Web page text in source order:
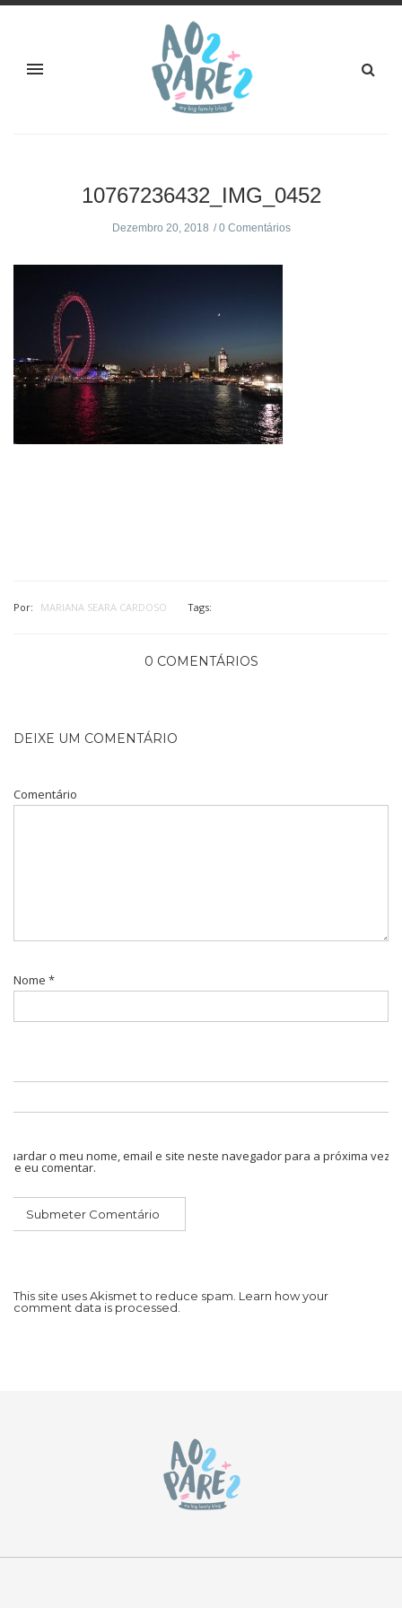
10767236432_IMG_0452
Dezembro 20, 2018 0 Comentários
Por: MARIANA SEARA CARDOSO Tags:
0 COMENTÁRIOS
DEIXE UM COMENTÁRIO
Comentário
Nome *
Guardar o meu nome, email e site neste navegador para a próxima vez
que eu comentar.
This site uses Akismet to reduce spam. Learn how your
comment data is processed.